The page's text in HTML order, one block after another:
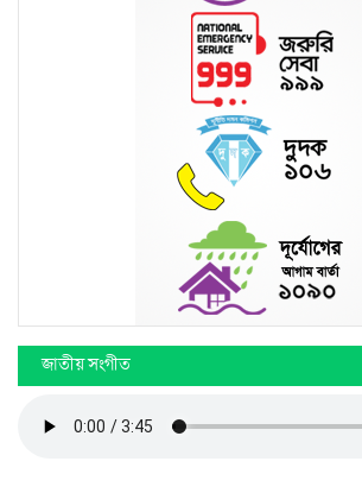
জাতীয় সংগীত